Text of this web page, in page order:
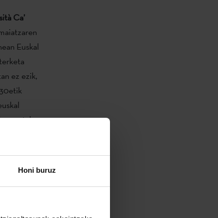
Honi buruz
Ca’
Euskal
ez ezik,
hain justu